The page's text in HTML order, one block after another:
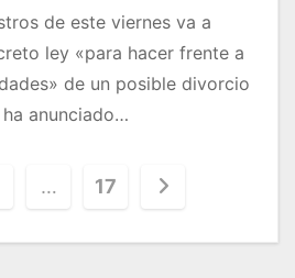
de este viernes va a
ley «para hacer frente a
de un posible divorcio
anunciado…
… 17